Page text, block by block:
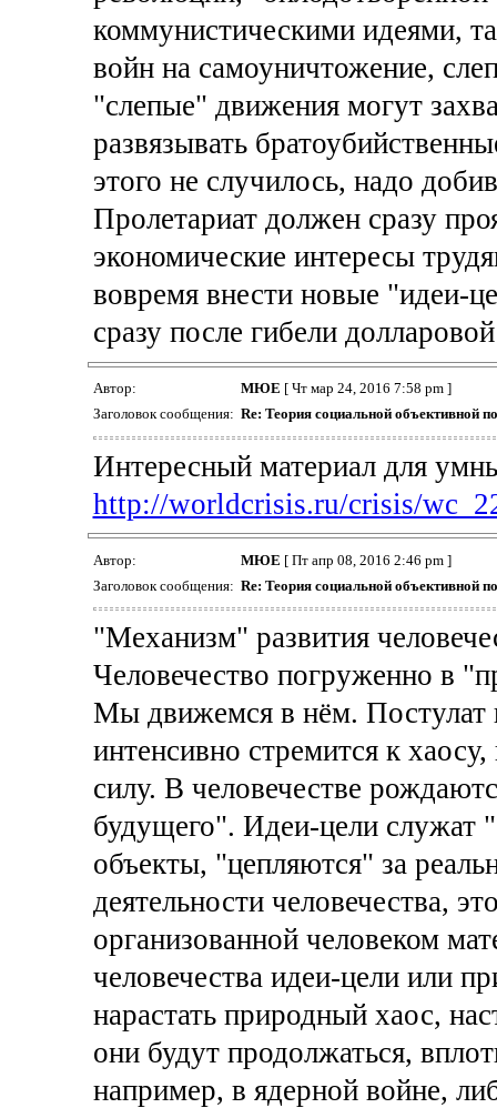
коммунистическими идеями,
войн на самоуничтожение,
"слепые" движения могут
развязывать
этого не случилось, надо
Пролетариат должен сразу
экономические интересы
вовремя внести новые "идеи-
сразу после гибели
Автор: МЮЕ [ Чт мар 24, 2016 7:58 pm ]
Заголовок сообщения: Re: Теория социальной объективной
Интересный материал для
http://worldcrisis.ru/crisis/
Автор: МЮЕ [ Пт апр 08, 2016 2:46 pm ]
Заголовок сообщения: Re: Теория социальной объективной
"Механизм" развития
Человечество погруженно в
Мы движемся в нём. Постулат
интенсивно стремится к
силу. В человечестве
будущего". Идеи-цели служат
объекты, "цепляются" за
деятельности человечества,
организованной человеком
человечества идеи-цели или
нарастать природный хаос,
они будут продолжаться,
например, в ядерной войне,